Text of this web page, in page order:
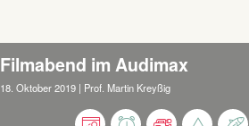
Filmabend im Audimax
18. Oktober 2019 | Prof. Martin Kreyßig